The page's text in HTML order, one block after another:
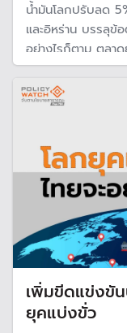
น้ำมันโลกปรับลด
และอิหร่าน บรรลุข้
อย่างไรก็ตาม ตลา
ท่ามกลางแรงต้านภ
สถานการณ์ในตะวั
เมื่อ
เพิ่มขีดแข่งขัน
ยุคแบ่งขั่ว